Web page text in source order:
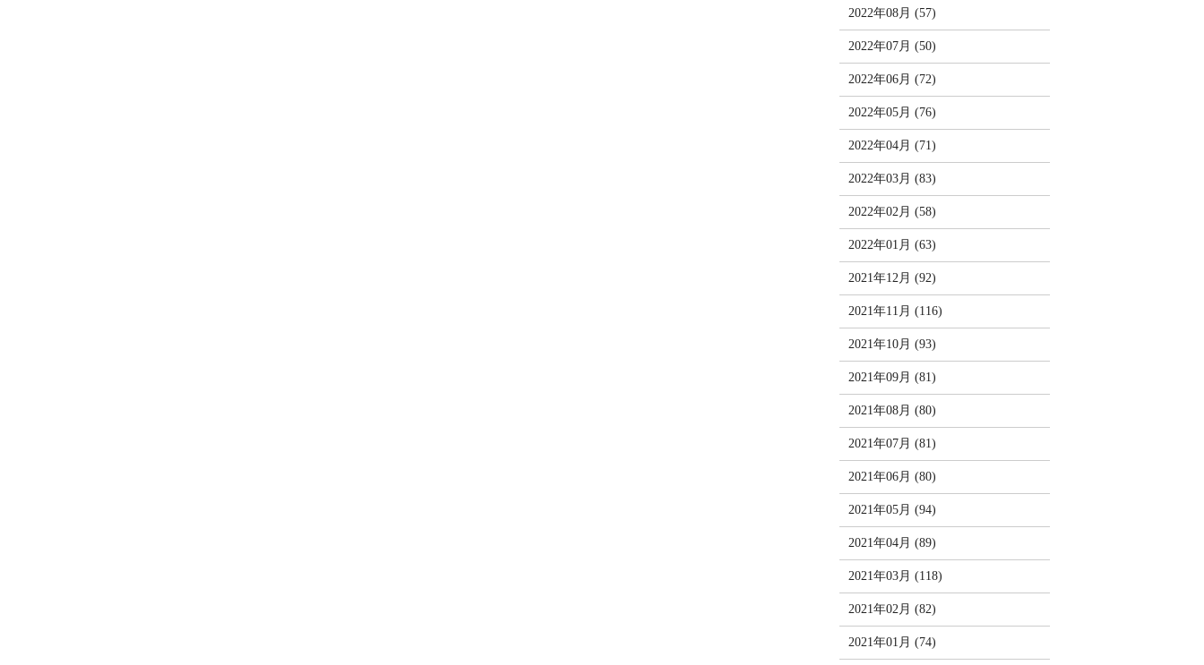
2022年08月 (57)
2022年07月 (50)
2022年06月 (72)
2022年05月 (76)
2022年04月 (71)
2022年03月 (83)
2022年02月 (58)
2022年01月 (63)
2021年12月 (92)
2021年11月 (116)
2021年10月 (93)
2021年09月 (81)
2021年08月 (80)
2021年07月 (81)
2021年06月 (80)
2021年05月 (94)
2021年04月 (89)
2021年03月 (118)
2021年02月 (82)
2021年01月 (74)